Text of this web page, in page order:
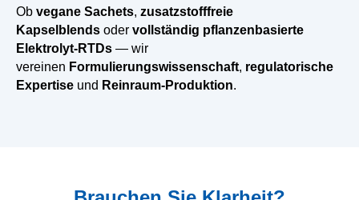
Ob vegane Sachets, zusatzstofffreie
Kapselblends oder vollständig pflanzenbasierte
Elektrolyt-RTDs — wir
vereinen Formulierungswissenschaft, regulatorische
Expertise und Reinraum-Produktion.